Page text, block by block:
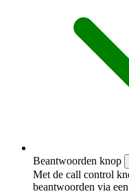
Beantwoorden knop
Met de call control
beantwoorden via